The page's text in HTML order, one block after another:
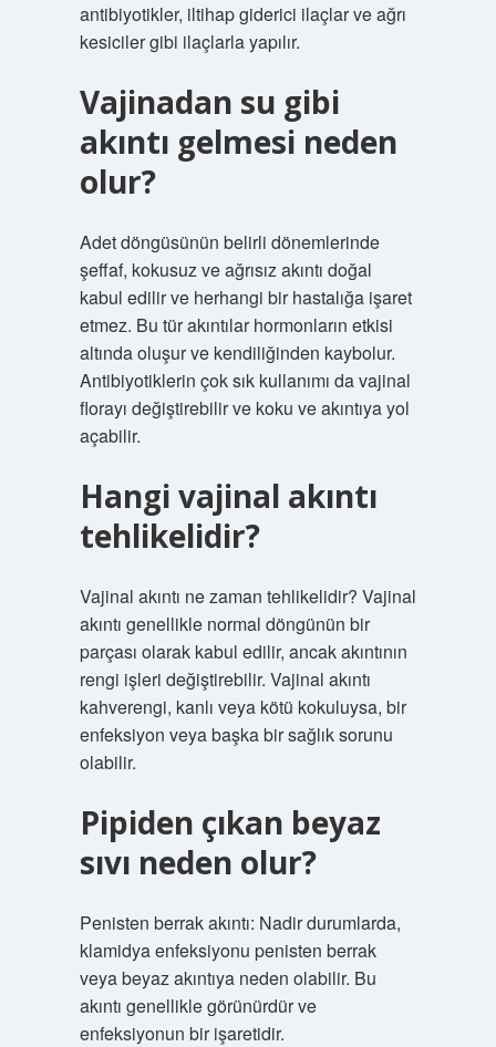
antibiyotikler, iltihap giderici ilaçlar ve ağrı
kesiciler gibi ilaçlarla yapılır.
Vajinadan su gibi
akıntı gelmesi neden
olur?
Adet döngüsünün belirli dönemlerinde
şeffaf, kokusuz ve ağrısız akıntı doğal
kabul edilir ve herhangi bir hastalığa işaret
etmez. Bu tür akıntılar hormonların etkisi
altında oluşur ve kendiliğinden kaybolur.
Antibiyotiklerin çok sık kullanımı da vajinal
florayı değiştirebilir ve koku ve akıntıya yol
açabilir.
Hangi vajinal akıntı
tehlikelidir?
Vajinal akıntı ne zaman tehlikelidir? Vajinal
akıntı genellikle normal döngünün bir
parçası olarak kabul edilir, ancak akıntının
rengi işleri değiştirebilir. Vajinal akıntı
kahverengi, kanlı veya kötü kokuluysa, bir
enfeksiyon veya başka bir sağlık sorunu
olabilir.
Pipiden çıkan beyaz
sıvı neden olur?
Penisten berrak akıntı: Nadir durumlarda,
klamidya enfeksiyonu penisten berrak
veya beyaz akıntıya neden olabilir. Bu
akıntı genellikle görünürdür ve
enfeksiyonun bir işaretidir.